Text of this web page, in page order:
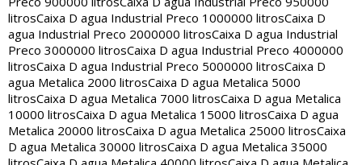
litrosCaixa D agua Industrial Preco 1000000 litrosCaixa D
agua Industrial Preco 2000000 litrosCaixa D agua Industrial
Preco 3000000 litrosCaixa D agua Industrial Preco 4000000
litrosCaixa D agua Industrial Preco 5000000 litrosCaixa D
agua Metalica 2000 litrosCaixa D agua Metalica 5000
litrosCaixa D agua Metalica 7000 litrosCaixa D agua Metalica
10000 litrosCaixa D agua Metalica 15000 litrosCaixa D agua
Metalica 20000 litrosCaixa D agua Metalica 25000 litrosCaixa
D agua Metalica 30000 litrosCaixa D agua Metalica 35000